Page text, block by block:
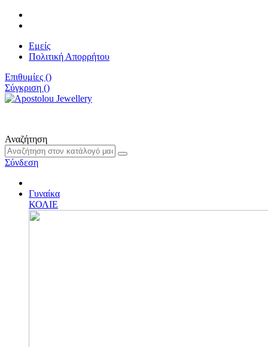
Εμείς
Πολιτική Απορρήτου
Επιθυμίες ()
Σύγκριση ()
Αναζήτηση
Σύνδεση
Γυναίκα
ΚΟΛΙΕ